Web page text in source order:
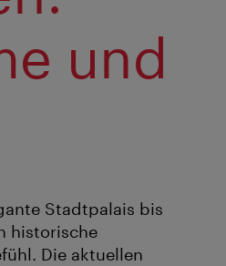
und
Stadtpalais bis
historische
Die aktuellen